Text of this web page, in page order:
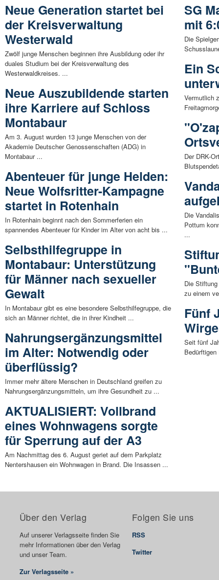
Neue Generation startet bei
der Kreisverwaltung
Westerwald
Zwölf junge Menschen beginnen ihre Ausbildung oder ihr
duales Studium bei der Kreisverwaltung des
Westerwaldkreises. ...
Neue Auszubildende starten
ihre Karriere auf Schloss
Montabaur
Am 3. August wurden 13 junge Menschen von der
Akademie Deutscher Genossenschaften (ADG) in
Montabaur ...
Abenteuer für junge Helden:
Neue Wolfsritter-Kampagne
startet in Rotenhain
In Rotenhain beginnt nach den Sommerferien ein
spannendes Abenteuer für Kinder im Alter von acht bis ...
Selbsthilfegruppe in
Montabaur: Unterstützung
für Männer nach sexueller
Gewalt
In Montabaur gibt es eine besondere Selbsthilfegruppe, die
sich an Männer richtet, die in ihrer Kindheit ...
Nahrungsergänzungsmittel
im Alter: Notwendig oder
überflüssig?
Immer mehr ältere Menschen in Deutschland greifen zu
Nahrungsergänzungsmitteln, um ihre Gesundheit zu ...
AKTUALISIERT: Vollbrand
eines Wohnwagens sorgte
für Sperrung auf der A3
Am Nachmittag des 6. August geriet auf dem Parkplatz
Nentershausen ein Wohnwagen in Brand. Die Insassen ...
SG
mit
Die
Ein
Vermutlich
Der DRK-
Die
Pottum
...
Die
zu einem
Fünf
Seit fünf
Über den Verlag
Auf unserer Verlagsseite finden Sie
mehr Informationen über den Verlag
und unser Team.
Zur Verlagsseite »
Folgen Sie uns
RSS
Twitter